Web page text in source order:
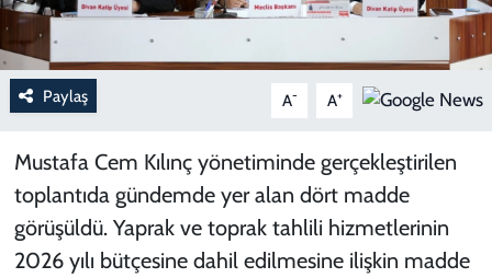
Paylaş A- A+
Mustafa Cem Kılınç yönetiminde gerçekleştirilen
toplantıda gündemde yer alan dört madde
görüşüldü. Yaprak ve toprak tahlili hizmetlerinin
2026 yılı bütçesine dahil edilmesine ilişkin madde